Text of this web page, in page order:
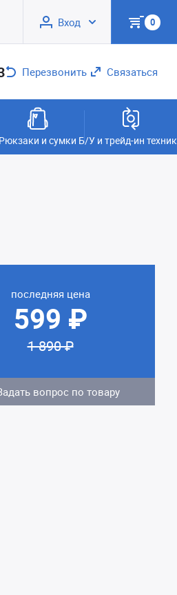
Вход 0
Перезвонить Связаться
Рюкзаки и сумки Б/У и трейд-ин
последняя цена
599 ₽
1 890 ₽
вопрос по товару